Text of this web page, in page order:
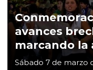
avances
marcando la
Sábado 7 de marzo